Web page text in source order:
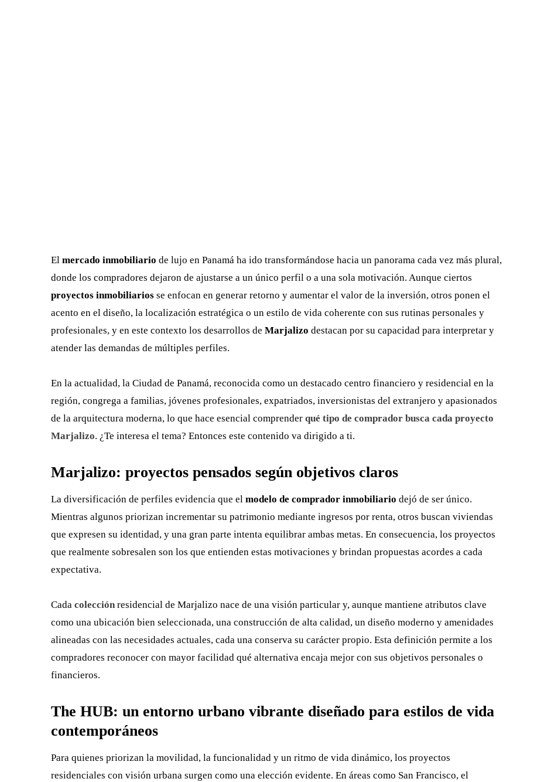
El mercado inmobiliario de lujo en Panamá ha ido transformándose hacia un panorama cada vez más plural,
donde los compradores dejaron de ajustarse a un único perfil o a una sola motivación. Aunque ciertos
proyectos inmobiliarios se enfocan en generar retorno y aumentar el valor de la inversión, otros ponen el
acento en el diseño, la localización estratégica o un estilo de vida coherente con sus rutinas personales y
profesionales, y en este contexto los desarrollos de Marjalizo destacan por su capacidad para interpretar y
atender las demandas de múltiples perfiles.
En la actualidad, la Ciudad de Panamá, reconocida como un destacado centro financiero y residencial en la
región, congrega a familias, jóvenes profesionales, expatriados, inversionistas del extranjero y apasionados
de la arquitectura moderna, lo que hace esencial comprender qué tipo de comprador busca cada proyecto
Marjalizo. ¿Te interesa el tema? Entonces este contenido va dirigido a ti.
Marjalizo: proyectos pensados según objetivos claros
La diversificación de perfiles evidencia que el modelo de comprador inmobiliario dejó de ser único.
Mientras algunos priorizan incrementar su patrimonio mediante ingresos por renta, otros buscan viviendas
que expresen su identidad, y una gran parte intenta equilibrar ambas metas. En consecuencia, los proyectos
que realmente sobresalen son los que entienden estas motivaciones y brindan propuestas acordes a cada
expectativa.
Cada colección residencial de Marjalizo nace de una visión particular y, aunque mantiene atributos clave
como una ubicación bien seleccionada, una construcción de alta calidad, un diseño moderno y amenidades
alineadas con las necesidades actuales, cada una conserva su carácter propio. Esta definición permite a los
compradores reconocer con mayor facilidad qué alternativa encaja mejor con sus objetivos personales o
financieros.
The HUB: un entorno urbano vibrante diseñado para estilos de vida
contemporáneos
Para quienes priorizan la movilidad, la funcionalidad y un ritmo de vida dinámico, los proyectos
residenciales con visión urbana surgen como una elección evidente. En áreas como San Francisco, el